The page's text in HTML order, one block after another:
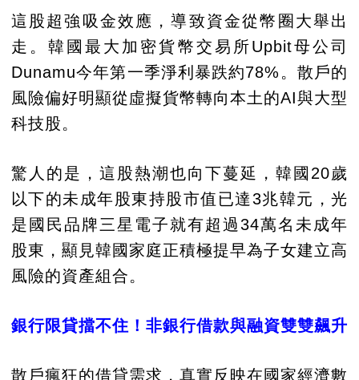
這股超強吸金效應，導致資金從幣圈大舉出
走。韓國最大加密貨幣交易所Upbit母公司
Dunamu今年第一季淨利暴跌約78%。散戶的
風險偏好明顯從虛擬貨幣轉向本土的AI與大型
科技股。
驚人的是，這股熱潮也向下蔓延，韓國20歲
以下的未成年股東持股市值已達3兆韓元，光
是國民品牌三星電子就有超過34萬名未成年
股東，顯見韓國家庭正積極提早為子女建立高
風險的資產組合。
銀行限貸擋不住！非銀行借款與融資雙雙飆升
散戶瘋狂的借貸需求，真實反映在國家經濟數